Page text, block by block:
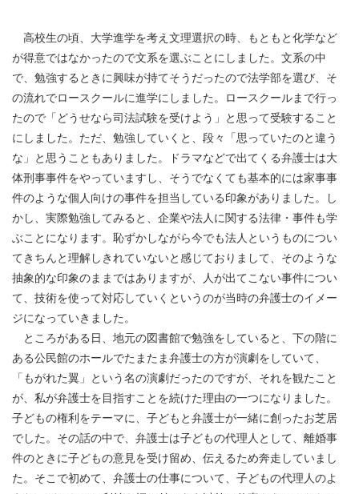
高校生の頃、大学進学を考え文理選択の時、もともと化学など
が得意ではなかったので文系を選ぶことにしました。文系の中
で、勉強するときに興味が持てそうだったので法学部を選び、そ
の流れでロースクールに進学にしました。ロースクールまで行っ
たので「どうせなら司法試験を受けよう」と思って受験すること
にしました。ただ、勉強していくと、段々「思っていたのと違う
な」と思うこともありました。ドラマなどで出てくる弁護士は大
体刑事事件をやっていますし、そうでなくても基本的には家事事
件のような個人向けの事件を担当している印象がありました。し
かし、実際勉強してみると、企業や法人に関する法律・事件も学
ぶことになります。恥ずかしながら今でも法人というものについ
てきちんと理解しきれていないと感じておりまして、そのような
抽象的な印象のままではありますが、人が出てこない事件につい
て、技術を使って対応していくというのが当時の弁護士のイメー
ジになっていきました。
ところがある日、地元の図書館で勉強をしていると、下の階に
ある公民館のホールでたまたま弁護士の方が演劇をしていて、
「もがれた翼」という名の演劇だったのですが、それを観たこと
が、私が弁護士を目指すことを続けた理由の一つになりました。
子どもの権利をテーマに、子どもと弁護士が一緒に創ったお芝居
でした。その話の中で、弁護士は子どもの代理人として、離婚事
件のときに子どもの意見を受け留め、伝えるため奔走していまし
た。そこで初めて、弁護士の仕事について、子どもの代理人のよ